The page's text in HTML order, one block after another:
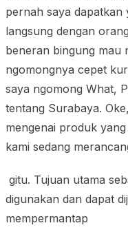
pernah saya
langsung dengan
beneran bingung mau
ngomongnya cepet
saya ngomong What,
tentang Surabaya.
mengenai produk
kami sedang
gitu. Tujuan utama
digunakan dan dapat
mempermantap